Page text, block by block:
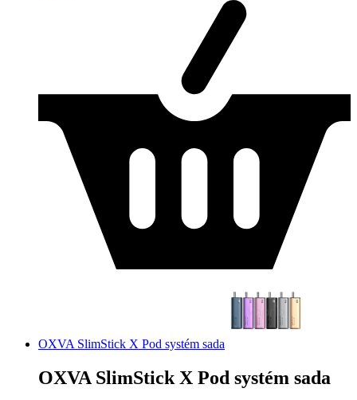
OXVA SlimStick X Pod systém sada
OXVA SlimStick X Pod systém sada